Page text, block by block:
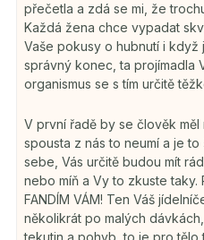
přečetla a zdá se mi, že
Každá žena chce vypadat
Vaše pokusy o hubnutí i
správný konec, ta projímadla
organismus se s tím určitě
V první řadě by se člověk měl
spousta z nás to neumí a je
sebe, Vás určitě budou mít
nebo míň a Vy to zkuste taky.
FANDÍM VÁM! Ten Váš
několikrát po malých
tekutin a pohyb, to je pro tělo